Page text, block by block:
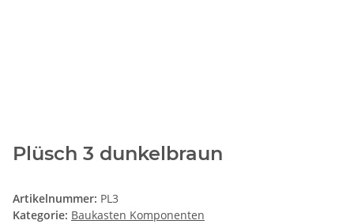
Plüsch 3 dunkelbraun
Artikelnummer: PL3
Kategorie: Baukasten Komponenten